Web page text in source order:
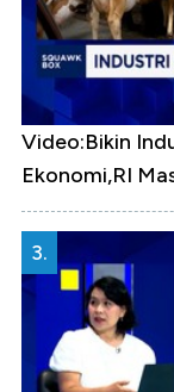
Video:Bikin
Ekonomi,RI
3.